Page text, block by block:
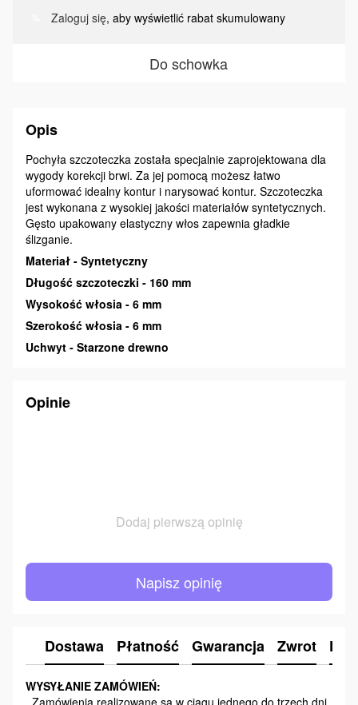
Zaloguj się, aby wyświetlić rabat skumulowany
Do schowka
Opis
Pochyła szczoteczka została specjalnie zaprojektowana dla
wygody korekcji brwi. Za jej pomocą możesz łatwo
uformować idealny kontur i narysować kontur. Szczoteczka
jest wykonana z wysokiej jakości materiałów syntetycznych.
Gęsto upakowany elastyczny włos zapewnia gładkie
ślizganie.
Materiał - Syntetyczny
Długość szczoteczki - 160 mm
Wysokość włosia - 6 mm
Szerokość włosia - 6 mm
Uchwyt - Starzone drewno
Opinie
Dodaj pierwszą opinię
Napisz opinię
Dostawa Płatność Gwarancja Zwrot
WYSYŁANIE ZAMÓWIEŃ: